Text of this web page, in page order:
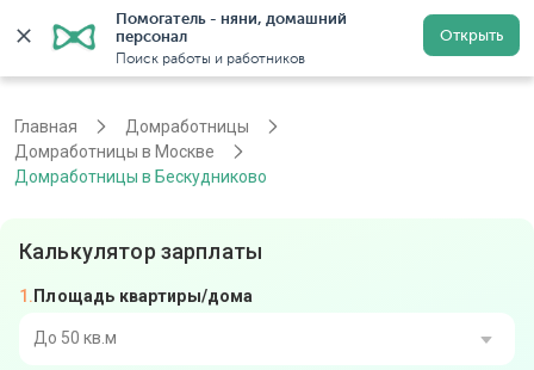
Помогатель - няни, домашний
персонал
Поиск работы и работников
Открыть
Регистрация
Главная
Домработницы
Домработницы в Москве
Домработницы в Бескудниково
Калькулятор зарплаты
Площадь квартиры/дома